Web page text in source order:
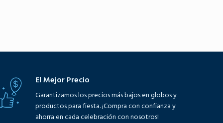
El Mejor Precio
Garantizamos los precios más bajos en globos y
productos para fiesta. ¡Compra con confianza y
ahorra en cada celebración con nosotros!